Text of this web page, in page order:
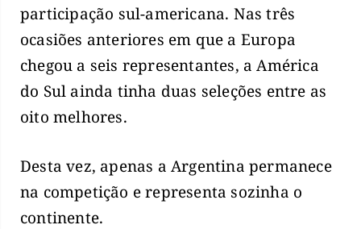
participação sul-americana. Nas três
ocasiões anteriores em que a Europa
chegou a seis representantes, a América
do Sul ainda tinha duas seleções entre as
oito melhores.
Desta vez, apenas a Argentina permanece
na competição e representa sozinha o
continente.